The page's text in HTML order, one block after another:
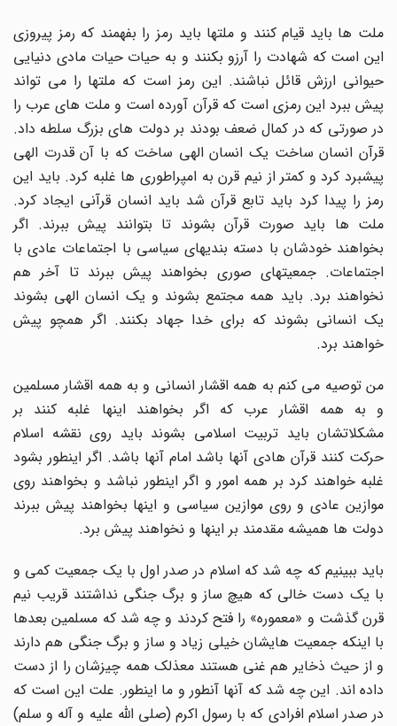
ملت ها باید قیام کنند و ملتها باید رمز را بفهمند که رمز پیروزی
این است که شهادت را آرزو بکنند و به حیات حیات مادی دنیایی
حیوانی ارزش قائل نباشند. این رمز است که ملتها را می تواند
پیش ببرد این رمزی است که قرآن آورده است و ملت های عرب را
در صورتی که در کمال ضعف بودند بر دولت های بزرگ سلطه داد.
قرآن انسان ساخت یک انسان الهی ساخت که با آن قدرت الهی
پیشبرد کرد و کمتر از نیم قرن به امپراطوری ها غلبه کرد. باید این
رمز را پیدا کرد باید تابع قرآن شد باید انسان قرآنی ایجاد کرد.
ملت ها باید صورت قرآن بشوند تا بتوانند پیش ببرند. اگر
بخواهند خودشان با دسته بندیهای سیاسی با اجتماعات عادی با
اجتماعات. جمعیتهای صوری بخواهند پیش ببرند تا آخر هم
نخواهند برد. باید همه مجتمع بشوند و یک انسان الهی بشوند
یک انسانی بشوند که برای خدا جهاد بکنند. اگر همچو پیش
خواهند برد.
من توصیه می کنم به همه اقشار انسانی و به همه اقشار مسلمین
و به همه اقشار عرب که اگر بخواهند اینها غلبه کنند بر
مشکلاتشان باید تربیت اسلامی بشوند باید روی نقشه اسلام
حرکت کنند قرآن هادی آنها باشد امام آنها باشد. اگر اینطور بشود
غلبه خواهند کرد بر همه امور و اگر اینطور نباشد و بخواهند روی
موازین عادی و روی موازین سیاسی و اینها بخواهند پیش ببرند
دولت ها همیشه مقدمند بر اینها و نخواهند پیش برد.
باید ببینیم که چه شد که اسلام در صدر اول با یک جمعیت کمی و
با یک دست خالی که هیچ ساز و برگ جنگی نداشتند قریب نیم
قرن گذشت و «معموره» را فتح کردند و چه شد که مسلمین بعدها
با اینکه جمعیت هایشان خیلی زیاد و ساز و برگ جنگی هم دارند
و از حیث ذخایر هم غنی هستند معذلک همه چیزشان را از دست
داده اند. این چه شد که آنها آنطور و ما اینطور. علت این است که
در صدر اسلام افرادی که با رسول اکرم (صلی الله علیه و آله و سلم)